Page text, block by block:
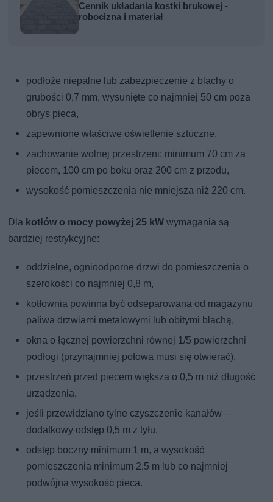
Cennik układania kostki brukowej -
robocizna i materiał
podłoże niepalne lub zabezpieczenie z blachy o
grubości 0,7 mm, wysunięte co najmniej 50 cm poza
obrys pieca,
zapewnione właściwe oświetlenie sztuczne,
zachowanie wolnej przestrzeni: minimum 70 cm za
piecem, 100 cm po boku oraz 200 cm z przodu,
wysokość pomieszczenia nie mniejsza niż 220 cm.
Dla kotłów o mocy powyżej 25 kW wymagania są
bardziej restrykcyjne:
oddzielne, ognioodporne drzwi do pomieszczenia o
szerokości co najmniej 0,8 m,
kotłownia powinna być odseparowana od magazynu
paliwa drzwiami metalowymi lub obitymi blachą,
okna o łącznej powierzchni równej 1/5 powierzchni
podłogi (przynajmniej połowa musi się otwierać),
przestrzeń przed piecem większa o 0,5 m niż długość
urządzenia,
jeśli przewidziano tylne czyszczenie kanałów –
dodatkowy odstęp 0,5 m z tyłu,
odstęp boczny minimum 1 m, a wysokość
pomieszczenia minimum 2,5 m lub co najmniej
podwójna wysokość pieca.